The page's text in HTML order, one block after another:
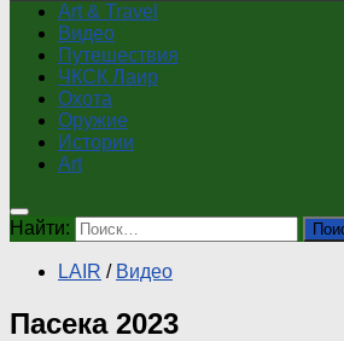
Art & Travel
Видео
Путешествия
ЧКСК Лаир
Охота
Оружие
Истории
Art
Найти:
LAIR / Видео
Пасека 2023